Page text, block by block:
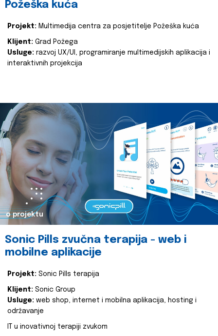
Požeška kuća
Projekt: Multimedija centra za posjetitelje Požeška kuća
Klijent: Grad Požega
Usluge: razvoj UX/UI, programiranje multimedijskih aplikacija i
interaktivnih projekcija
o projektu
Sonic Pills zvučna terapija - web i
mobilne aplikacije
Projekt: Sonic Pills terapija
Klijent: Sonic Group
Usluge: web shop, internet i mobilna aplikacija, hosting i
održavanje
IT u inovativnoj terapiji zvukom